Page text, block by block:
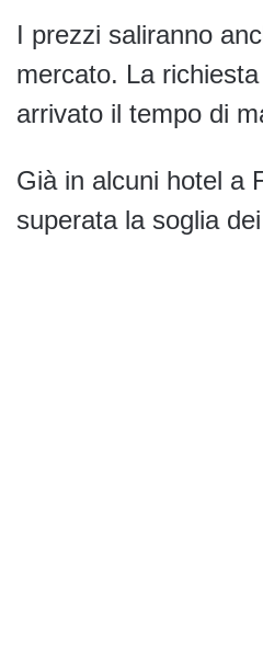
I prezzi saliranno
mercato. La
arrivato il tempo di
Già in alcuni hotel a
superata la soglia